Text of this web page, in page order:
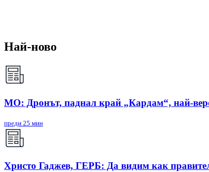
Най-ново
МО: Дронът, паднал край „Кардам“, най-
преди 25 мин
Христо Гаджев, ГЕРБ: Да видим как